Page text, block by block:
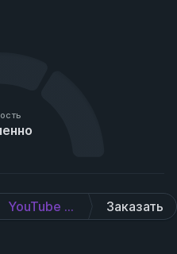
YouTube Сообщения в чат трансляции Заказать